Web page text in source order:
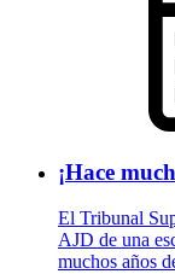
¡Hace
El Tribunal
AJD de una
muchos años